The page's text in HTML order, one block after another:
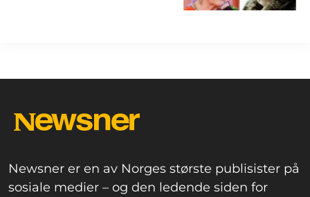
Newsner er en av Norges største publisister på
sosiale medier – og den ledende siden for